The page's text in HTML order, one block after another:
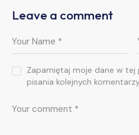
Leave a comment
Zapamiętaj moje dane w
pisania kolejnych